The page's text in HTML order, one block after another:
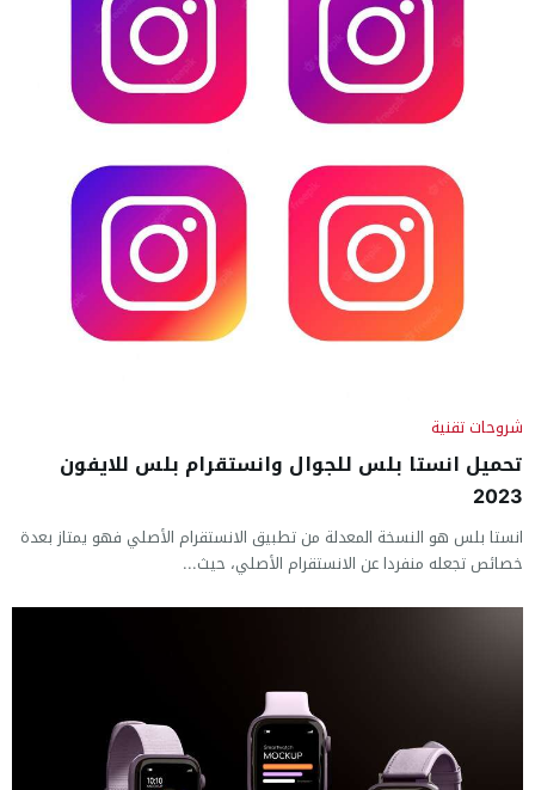
شروحات تقنية
تحميل انستا بلس للجوال وانستقرام بلس للايفون
2023
انستا بلس هو النسخة المعدلة من تطبيق الانستقرام الأصلي فهو يمتاز بعدة
خصائص تجعله منفردا عن الانستقرام الأصلي، حيث...